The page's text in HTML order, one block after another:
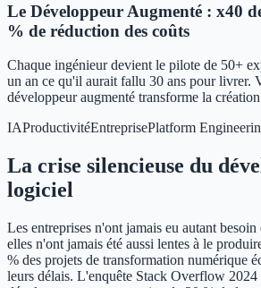
Le Développeur Augmenté : x40
% de réduction des coûts
Chaque ingénieur devient le pilote de 50+
un an ce qu'il aurait fallu 30 ans pour livrer.
développeur augmenté transforme la
IAProductivitéEntreprisePlatform
La crise silencieuse du
logiciel
Les entreprises n'ont jamais eu autant
elles n'ont jamais été aussi lentes à le
% des projets de transformation numérique
leurs délais. L'enquête Stack Overflow 2024